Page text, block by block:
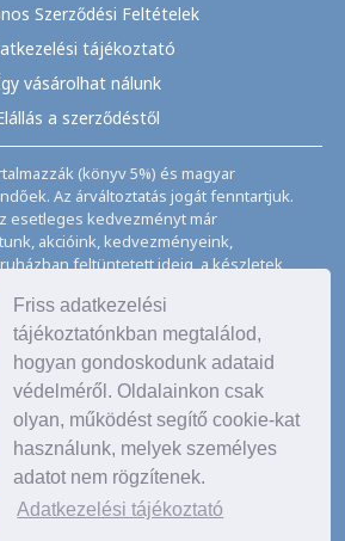
Friss adatkezelési
tájékoztatónkban megtalálod,
hogyan gondoskodunk adataid
védelméről. Oldalainkon csak
olyan, működést segítő cookie-kat
használunk, melyek személyes
adatot nem rögzítenek.
Adatkezelési tájékoztató
Szerződési Feltételek
tájékoztató
vásárolhat nálunk
a szerződéstől
(könyv 5%) és magyar
Az árváltoztatás jogát fenntartjuk.
esetleges kedvezményt már
akcióink, kedvezményeink,
feltüntetett ideig, a készletek
érvényesek.
angol nyelvismeret illetve az
internet kapcsolat szükséges
használatos mennyiségeket
adatok, besorolások tájékoztató
gondossággal kezeljük, de
felelősséget nem tudunk vállalni.
elfogadja az Általános
és Adatkezelési Tájékoztatónkat,
figyelmesen tanulmányozza át.
© Copyright CD Galaxis Kft. 1997–